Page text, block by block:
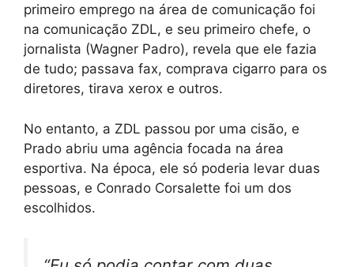
primeiro emprego na área de comunicação foi
na comunicação ZDL, e seu primeiro chefe, o
jornalista (Wagner Padro), revela que ele fazia
de tudo; passava fax, comprava cigarro para os
diretores, tirava xerox e outros.
No entanto, a ZDL passou por uma cisão, e
Prado abriu uma agência focada na área
esportiva. Na época, ele só poderia levar duas
pessoas, e Conrado Corsalette foi um dos
escolhidos.